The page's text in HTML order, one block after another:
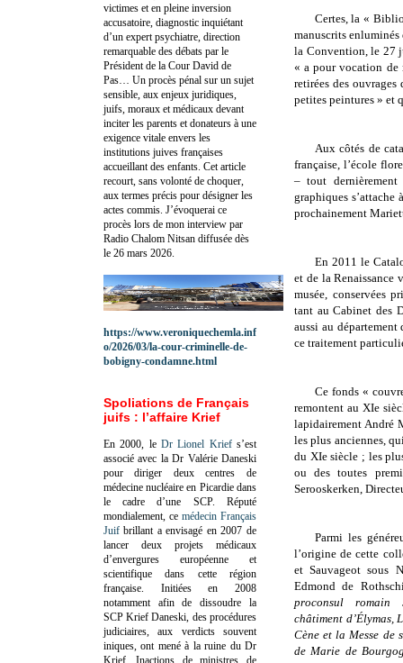
Certes, la «
manuscrits enluminés
la Convention, le 27
« a pour vocation de
retirées des
petites peintures » et
Aux côtés de
française, l’école
– tout
graphiques
prochainement
En 2011 le
et de la Renaissance
musée, conservées
tant au Cabinet des
aussi au département
ce traitement
Ce fonds «
remontent au XIe
lapidairement André
les plus anciennes,
du XIe siècle ; les
ou des toutes
Serooskerken,
Parmi les
l’origine de cette
et Sauvageot sous
Edmond de
proconsul
châtiment d’Élymas,
Cène et la Messe de
de Marie de
victimes et en pleine inversion
accusatoire, diagnostic inquiétant
d’un expert psychiatre, direction
remarquable des débats par le
Président de la Cour David de
Pas… Un procès pénal sur un sujet
sensible, aux enjeux juridiques,
juifs, moraux et médicaux devant
inciter les parents et donateurs à une
exigence vitale envers les
institutions juives françaises
accueillant des enfants. Cet article
recourt, sans volonté de choquer,
aux termes précis pour désigner les
actes commis. J’évoquerai ce
procès lors de mon interview par
Radio Chalom Nitsan diffusée dès
le 26 mars 2026.
https://www.veroniquechemla.inf
o/2026/03/la-cour-criminelle-de-
bobigny-condamne.html
Spoliations de Français
juifs : l’affaire Krief
En 2000, le Dr Lionel Kriefs’est
associé avec la Dr Valérie Daneski
pour diriger deux centres de
médecine nucléaire en Picardie dans
le cadre d’une SCP. Réputé
mondialement, ce médecin Français
Juif brillant a envisagé en 2007 de
lancer deux projets médicaux
d’envergures européenne et
scientifique dans cette région
française. Initiées en 2008
notamment afin de dissoudre la
SCP Krief Daneski, des procédures
judiciaires, aux verdicts souvent
iniques, ont mené à la ruine du Dr
Krief.Inactions de ministres de